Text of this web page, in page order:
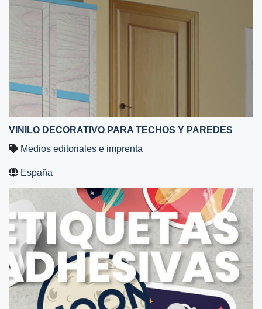
VINILO DECORATIVO PARA TECHOS Y PAREDES
Medios editoriales e imprenta
España